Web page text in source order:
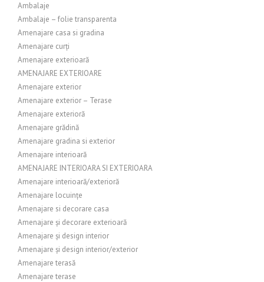
Ambalaje
Ambalaje – folie transparenta
Amenajare casa si gradina
Amenajare curți
Amenajare exterioară
AMENAJARE EXTERIOARE
Amenajare exterior
Amenajare exterior – Terase
Amenajare exterioră
Amenajare grădină
Amenajare gradina si exterior
Amenajare interioară
AMENAJARE INTERIOARA SI EXTERIOARA
Amenajare interioară/exterioră
Amenajare locuințe
Amenajare si decorare casa
Amenajare și decorare exterioară
Amenajare și design interior
Amenajare și design interior/exterior
Amenajare terasă
Amenajare terase